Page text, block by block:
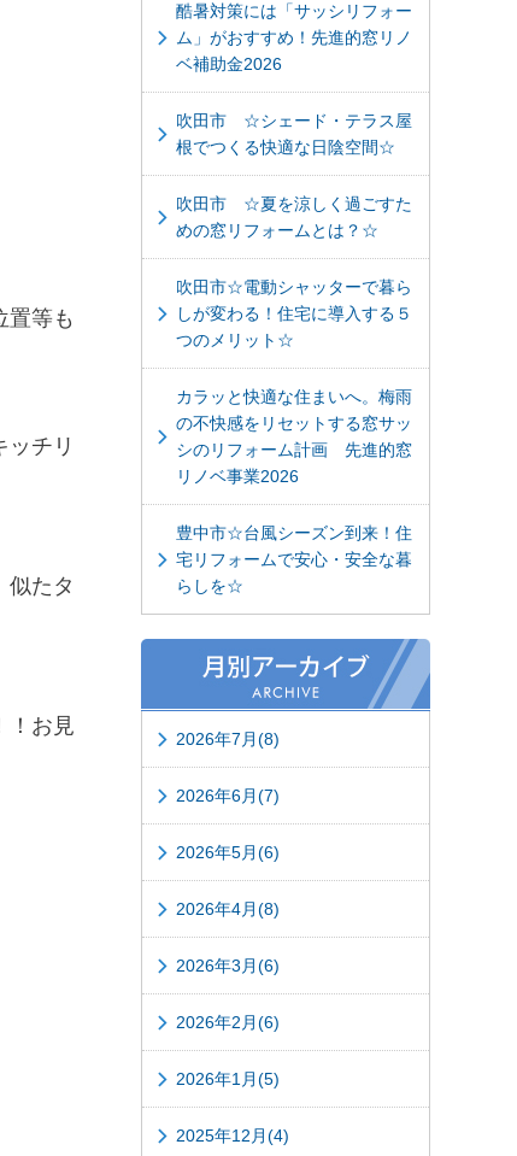
置等も
ッチリ
似たタ
！お見
酷暑対策には「サッシリフォー
ム」がおすすめ！先進的窓リノ
ベ補助金2026
吹田市 ☆シェード・テラス屋
根でつくる快適な日陰空間☆
吹田市 ☆夏を涼しく過ごすた
めの窓リフォームとは？☆
吹田市☆電動シャッターで暮ら
しが変わる！住宅に導入する５
つのメリット☆
カラッと快適な住まいへ。梅雨
の不快感をリセットする窓サッ
シのリフォーム計画 先進的窓
リノベ事業2026
豊中市☆台風シーズン到来！住
宅リフォームで安心・安全な暮
らしを☆
2026年7月(8)
2026年6月(7)
2026年5月(6)
2026年4月(8)
2026年3月(6)
2026年2月(6)
2026年1月(5)
2025年12月(4)